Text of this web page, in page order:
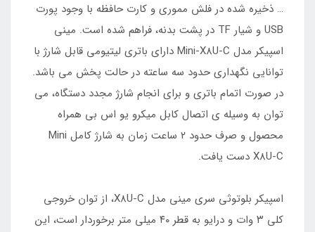
… ذخیره شده در فلش مموری و کارت حافظه با وجود پورت
USB و شیار TF در پشت بدنه، فراهم شده است. مینی
اسپیکر مدل Mini-X8U-C دارای باتری لیتیومی قابل شارژ با
توانایی نگهداری حدود سه ساعته در حالت پخش می باشد.
در صورت اتمام باتری و برای انجام شارژ مجدد دستگاه، می
توان به وسیله ی اتصال کابل میکرو یو اس بی همراه
محصول و صرف حدود ۲ ساعت زمان به شارژ کامل Mini
X8U-C دست یافت.
اسپیکر بلوتوثی سری مینی مدل X8U-C، از توان خروجی
کلی ۳ وات و درایو به قطر ۴۰ میلی متر برخوردار است، این